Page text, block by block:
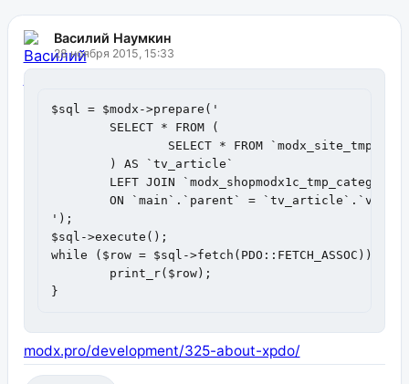
Василий Наумкин
28 ноября 2015, 15:33
$sql = $modx->prepare('
	ON `main`.`parent` = `tv_article`.`value` AND `main`.`processed`=1
');
$sql->execute();
while ($row = $sql->fetch(PDO::FETCH_ASSOC)) {
}
modx.pro/development/325-about-xpdo/